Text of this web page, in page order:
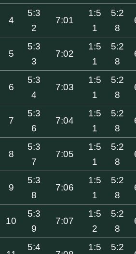
4
5:3
2
7:01
1:5
1
5:2
8
5
5:3
3
7:02
1:5
1
5:2
8
6
5:3
4
7:03
1:5
1
5:2
8
7
5:3
6
7:04
1:5
1
5:2
8
8
5:3
7
7:05
1:5
1
5:2
8
9
5:3
8
7:06
1:5
1
5:2
8
10
5:3
9
7:07
1:5
2
5:2
8
5:4
1:5
5:2